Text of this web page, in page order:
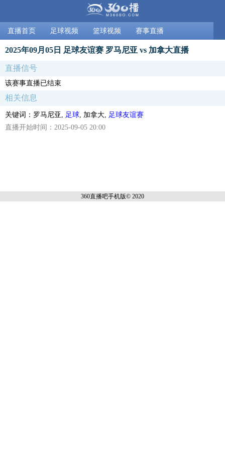
直播首页 足球视频 篮球视频 赛事直播
2025年09月05日 足球友谊赛 罗马尼亚 vs 加拿大直播
直播信号
该赛事直播已结束
相关信息
关键词：罗马尼亚, 足球 , 加拿大,
足球友谊赛
直播开始时间：2025-09-05 20:00
360直播吧手机版© 2020